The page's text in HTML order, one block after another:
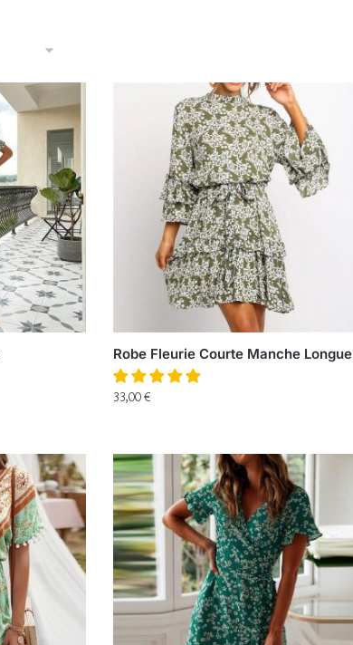
Robe Fleurie Courte Manche Longue
33,00€